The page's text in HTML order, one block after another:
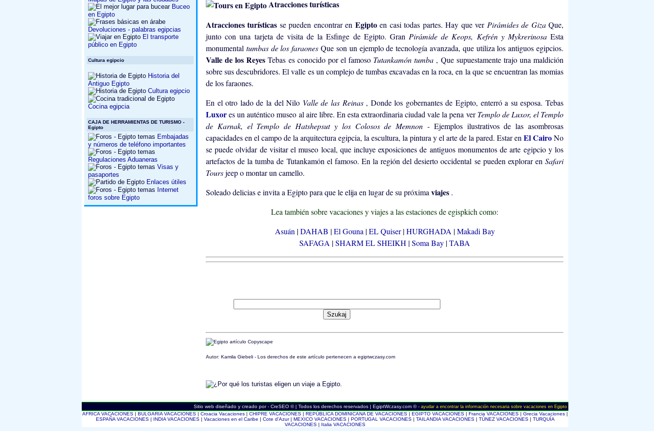
Buceo
en Egipto
Devoluciones - palabras egipcias
El transporte
público en Egipto
Cultura egipcio
Historia del
Antiguo Egipto
Cultura egipcio
Cocina egipcia
CAJA DE HERRAMIENTAS DE TURISMO -
Egipto
Embajadas
y números de teléfono importantes
Regulaciones Aduaneras
Visas y
pasaportes
Enlaces útiles
Internet
foros sobre Egipto
Atracciones turísticas
Atracciones turísticas se pueden encontrar en Egiptoen casi todas partes. Hay que ver Pirámides de GizaQue,
junto con una tarjeta de visita de la Esfinge de Egipto. Gran Pirámide de Keops, Kefrén y Mykrerinosa Esta
monumental tumbas de los faraonesQue son un ejemplo de tecnología avanzada, que utiliza los antiguos egipcios.
Valle de los ReyesTebas es conocido por el famoso Tutankamón tumba , Que supuestamente trajo una maldición
sobre sus descubridores. El valle es un complejo de tumbas excavadas en la roca, en la que se encuentran las momias
de los faraones.
En el otro lado de la del Nilo Valle de las Reinas , Donde los gobernantes de Egipto, enterró a su esposa. Tebas
Luxores un auténtico museo al aire libre. En esta extraordinaria ciudad vale la pena verTemplo de Luxor, el Templo
de Karnak, el Templo de Hatshepsut y los Colosos de Memnon - Ejemplos ilustrativos de las asombrosas
capacidades en el campo de la arquitectura egipcia, la escultura, la pintura y el arte de la pared. Estar en El CairoNo
se puede olvidar de visitar el museo local, que incluye exposiciones de antiguos monumentos de arte egipcio y los
artefactos de la tumba de Tutankamón el famoso. En la región del desierto occidental se pueden explorar en Safari
Toursjeep o montar un camello.
Soleado delicias e invita a Egipto para que le elija en lugar de su próxima viajes .
Lea también sobre vacaciones y viajes a las estaciones de egispkich como:
Asuán |DAHAB |El Gouna |EL Quiser|HURGHADA |Makadi Bay
SAFAGA |SHARM EL SHEIKH |Soma Bay |TABA
Autor: Kamila Giebeli - Los derechos de este artículo pertenecen a egiptwczasy.com
Sitio web diseñado y creado por - CreSEO © | Todos los derechos reservados | EgiptWczasy.com © - ayudar a encontrar la información necesaria sobre vacaciones en Egipto
AFRICA VACACIONES | BULGARIA VACACIONES | Croacia Vacaciones | CHIPRE VACACIONES | REPÚBLICA DOMINICANA DE VACACIONES | EGIPTO VACACIONES | Francia VACACIONES | Grecia Vacaciones |
ESPAÑA VACACIONES | INDIA VACACIONES | Vacaciones en el Caribe | Cote d'Azur| MEXICO VACACIONES | PORTUGAL VACACIONES | TAILANDIA VACACIONES | TÚNEZ VACACIONES | TURQUÍA
VACACIONES | Italia VACACIONES